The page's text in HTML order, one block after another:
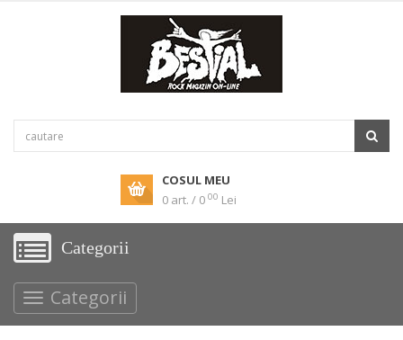
COSUL MEU
0 art. / 0 00 Lei
Categorii
Categorii